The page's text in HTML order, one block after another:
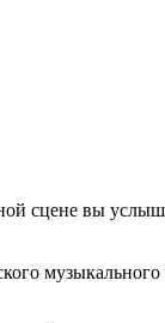
сцене вы